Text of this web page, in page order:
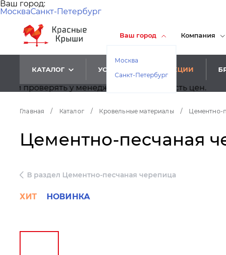
Ваш город:
МоскваСанкт-Петербург
Ваш город
Москва
Санкт-Петербург
Компания
КАТАЛОГ УСЛУГИ АКЦИИ
у менеджеров корректность цен.
Главная / Каталог / Кровельные материалы / Цементно-
Цементно-песчаная
В раздел Цементно-песчаная черепица
ХИТ НОВИНКА